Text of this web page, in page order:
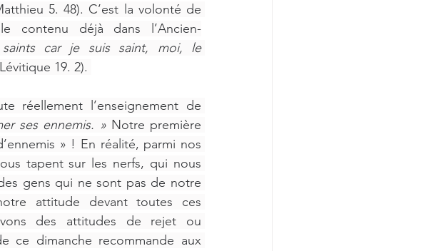
5. 48). C’est la volonté de
contenu déjà dans l’Ancien-
saints car je suis saint, moi, le
19. 2).
réellement l’enseignement de
ses ennemis. » Notre première
» ! En réalité, parmi nos
tapent sur les nerfs, qui nous
gens qui ne sont pas de notre
attitude devant toutes ces
des attitudes de rejet ou
ce dimanche recommande aux